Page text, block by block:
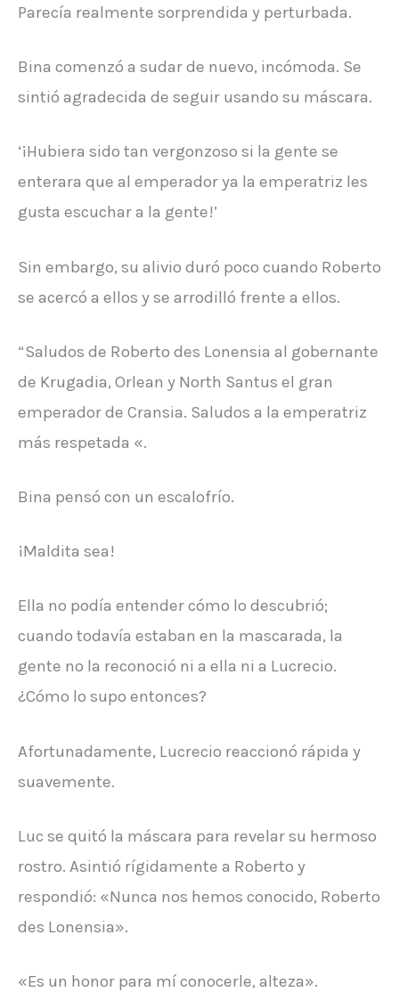
Parecía realmente sorprendida y perturbada.
Bina comenzó a sudar de nuevo, incómoda. Se
sintió agradecida de seguir usando su máscara.
‘¡Hubiera sido tan vergonzoso si la gente se
enterara que al emperador ya la emperatriz les
gusta escuchar a la gente!’
Sin embargo, su alivio duró poco cuando Roberto
se acercó a ellos y se arrodilló frente a ellos.
“Saludos de Roberto des Lonensia al gobernante
de Krugadia, Orlean y North Santus el gran
emperador de Cransia. Saludos a la emperatriz
más respetada «.
Bina pensó con un escalofrío.
¡Maldita sea!
Ella no podía entender cómo lo descubrió;
cuando todavía estaban en la mascarada, la
gente no la reconoció ni a ella ni a Lucrecio.
¿Cómo lo supo entonces?
Afortunadamente, Lucrecio reaccionó rápida y
suavemente.
Luc se quitó la máscara para revelar su hermoso
rostro. Asintió rígidamente a Roberto y
respondió: «Nunca nos hemos conocido, Roberto
des Lonensia».
«Es un honor para mí conocerle, alteza».